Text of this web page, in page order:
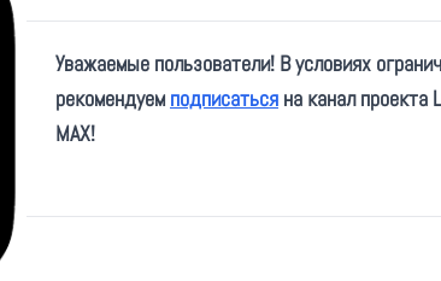
Источники 1
Уважаемые пользователи! В условиях
рекомендуем подписаться на канал проекта
MAX!